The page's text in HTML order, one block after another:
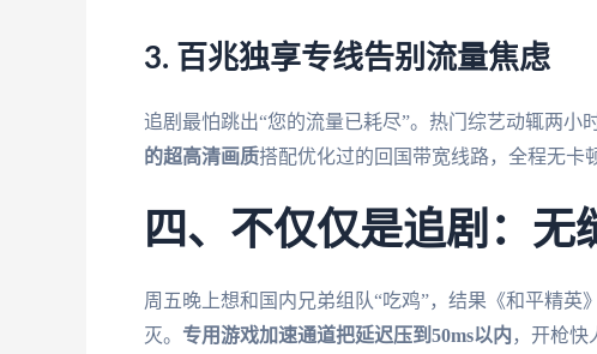
3. 百兆独享专线告别流量焦虑
追剧最怕跳出“您的流量已耗尽”。热门综艺动辄两小
的超高清画质搭配优化过的回国带宽线路，全程无卡
四、不仅仅是追剧：无
周五晚上想和国内兄弟组队“吃鸡”，结果《和平精
灭。 专用游戏加速通道把延迟压到50ms以内 ，开枪快